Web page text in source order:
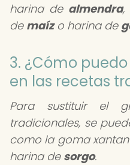
harina de almendra,
de maízo harina de
3. ¿Cómo
en las recetas
Para sustituir el
tradicionales, se
como la goma
harina de sorgo.